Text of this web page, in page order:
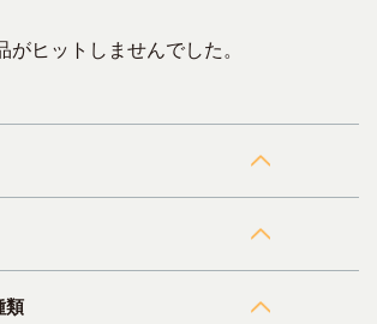
がヒットしませんでした。
類